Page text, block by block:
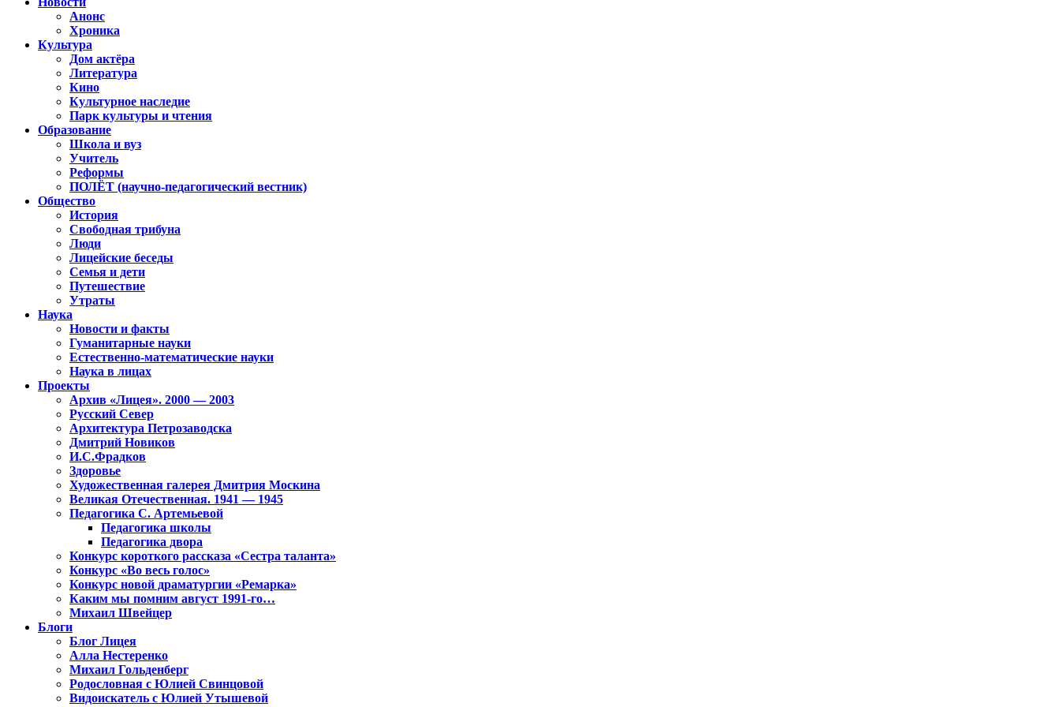
Анонс
Хроника
Культура
Дом актёра
Литература
Кино
Культурное наследие
Парк культуры и чтения
Образование
Школа и вуз
Учитель
Реформы
ПОЛЁТ (научно-педагогический вестник)
Общество
История
Свободная трибуна
Люди
Лицейские беседы
Семья и дети
Путешествие
Утраты
Наука
Новости и факты
Гуманитарные науки
Естественно-математические науки
Наука в лицах
Проекты
Архив «Лицея». 2000 — 2003
Русский Север
Архитектура Петрозаводска
Дмитрий Новиков
И.С.Фрадков
Здоровье
Художественная галерея Дмитрия Москина
Великая Отечественная. 1941 — 1945
Педагогика С. Артемьевой
Педагогика школы
Педагогика двора
Конкурс короткого рассказа «Сестра таланта»
Конкурс «Во весь голос»
Конкурс новой драматургии «Ремарка»
Каким мы помним август 1991-го…
Михаил Швейцер
Блоги
Блог Лицея
Алла Нестеренко
Михаил Гольденберг
Родословная с Юлией Свинцовой
Видоискатель с Юлией Утышевой